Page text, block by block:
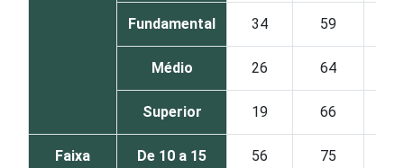
Fundamental 34 59
Médio 26 64
Superior 19 66
Faixa
De 10 a 15
56 75